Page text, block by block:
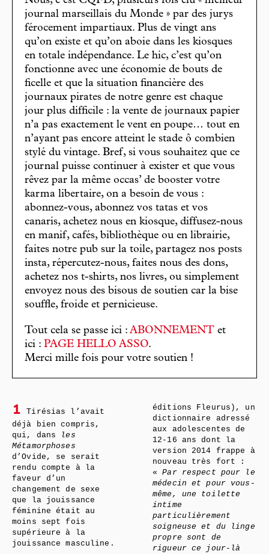
journal marseillais du Monde » par des jurys
férocement impartiaux. Plus de vingt ans
qu’on existe et qu’on aboie dans les kiosques
en totale indépendance. Le hic, c’est qu’on
fonctionne avec une économie de bouts de
ficelle et que la situation financière des
journaux pirates de notre genre est chaque
jour plus difficile : la vente de journaux papier
n’a pas exactement le vent en poupe… tout en
n’ayant pas encore atteint le stade ô combien
stylé du vintage. Bref, si vous souhaitez que ce
journal puisse continuer à exister et que vous
rêvez par la même occas’ de booster votre
karma libertaire, on a besoin de vous :
abonnez-vous, abonnez vos tatas et vos
canaris, achetez nous en kiosque, diffusez-nous
en manif, cafés, bibliothèque ou en librairie,
faites notre pub sur la toile, partagez nos posts
insta, répercutez-nous, faites nous des dons,
achetez nos t-shirts, nos livres, ou simplement
envoyez nous des bisous de soutien car la bise
souffle, froide et pernicieuse.
Tout cela se passe ici : ABONNEMENT et
ici : PAGE HELLO ASSO.
Merci mille fois pour votre soutien !
1
Tirésias l’avait
déjà bien compris,
qui, dans
les
Métamorphoses
d’Ovide, se serait
rendu compte à la
faveur d’un
changement de sexe
que la jouissance
féminine était au
moins sept fois
supérieure à la
jouissance masculine.
éditions Fleurus), un
dictionnaire adressé
aux adolescentes de
12-16 ans dont la
version 2014 frappe à
nouveau très fort :
«Par respect pour le
médecin et pour vous-
même, une toilette
intime
particulièrement
soigneuse et du linge
propre sont de
rigueur ce jour-là